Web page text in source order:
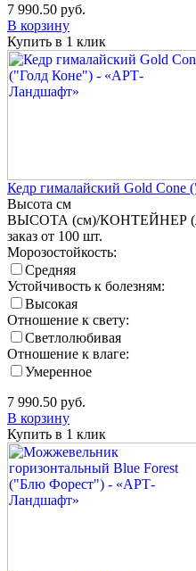
7 990.50 руб.
В корзину
Купить в 1 клик
Кедр гималайский Gold Cone
Высота см
ВЫСОТА (см)/КОНТЕЙНЕР
заказ от 100 шт.
Морозостойкость:
Средняя
Устойчивость к болезням:
Высокая
Отношение к свету:
Светлолюбивая
Отношение к влаге:
Умеренное
7 990.50 руб.
В корзину
Купить в 1 клик